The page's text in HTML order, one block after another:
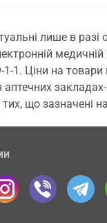
лише в
медичній
1. Ціни на товари
аптечних
тих, що зазначені